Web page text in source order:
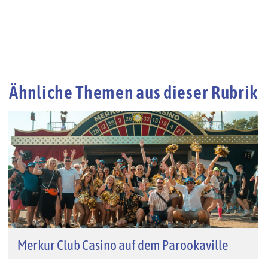
Ähnliche Themen aus dieser Rubrik
Merkur Club Casino auf dem Parookaville